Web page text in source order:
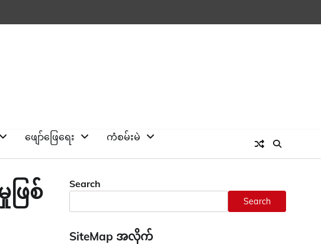
ဖျော်ဖြေရေး
ကံစမ်းမဲ
ဖြစ် Search
Search
SiteMap အလိုက်